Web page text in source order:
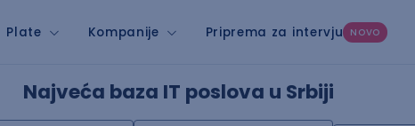
Plate Kompanije Priprema za intervju NOVO
Najveća baza IT poslova u Srbiji